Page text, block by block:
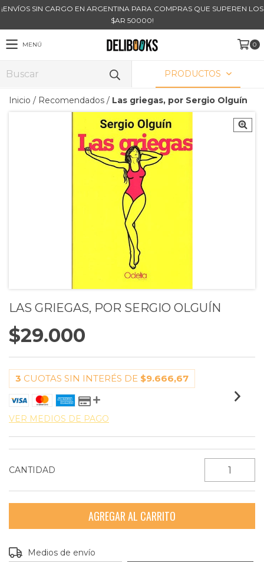
¡ENVÍOS SIN CARGO EN ARGENTINA PARA COMPRAS QUE SUPEREN LOS
$AR 50000!
MENÚ 0
PRODUCTOS
Inicio / Recomendados / Las griegas, por Sergio Olguín
LAS GRIEGAS, POR SERGIO OLGUÍN
$29.000
3 CUOTAS SIN INTERÉS DE $9.666,67
VER MEDIOS DE PAGO
CANTIDAD
Entregas para el CP:
Medios de envío